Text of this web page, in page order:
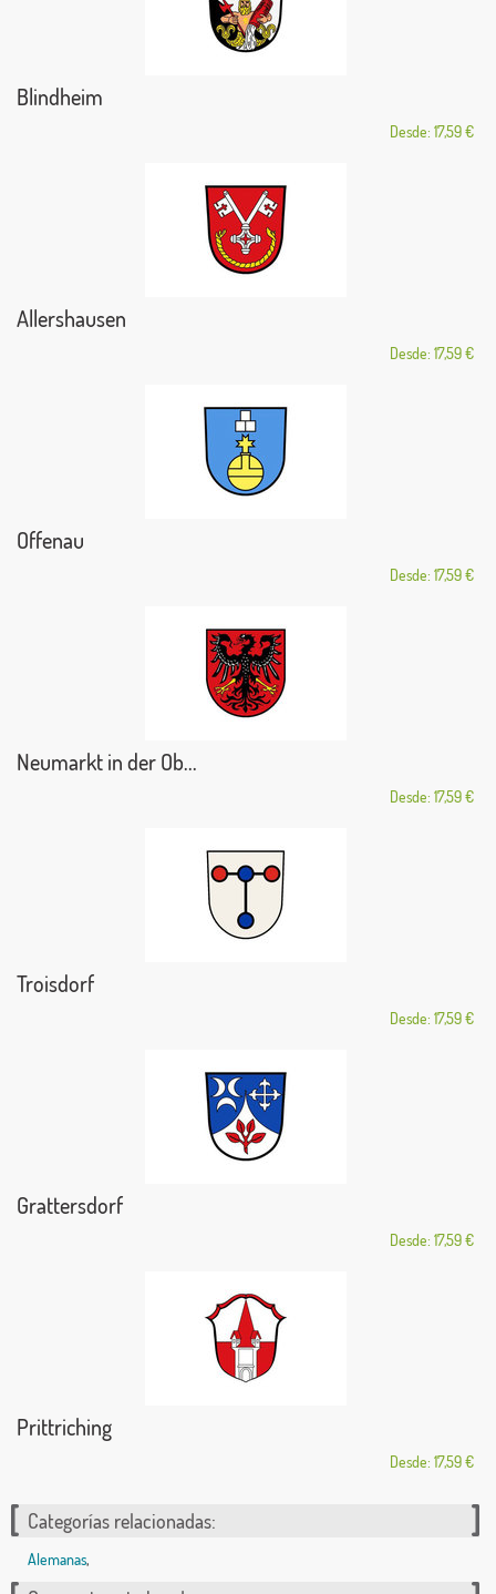
Blindheim
Desde: 17,59 €
Allershausen
Desde: 17,59 €
Offenau
Desde: 17,59 €
Neumarkt in der Ob...
Desde: 17,59 €
Troisdorf
Desde: 17,59 €
Grattersdorf
Desde: 17,59 €
Prittriching
Desde: 17,59 €
Categorías relacionadas:
Alemanas,